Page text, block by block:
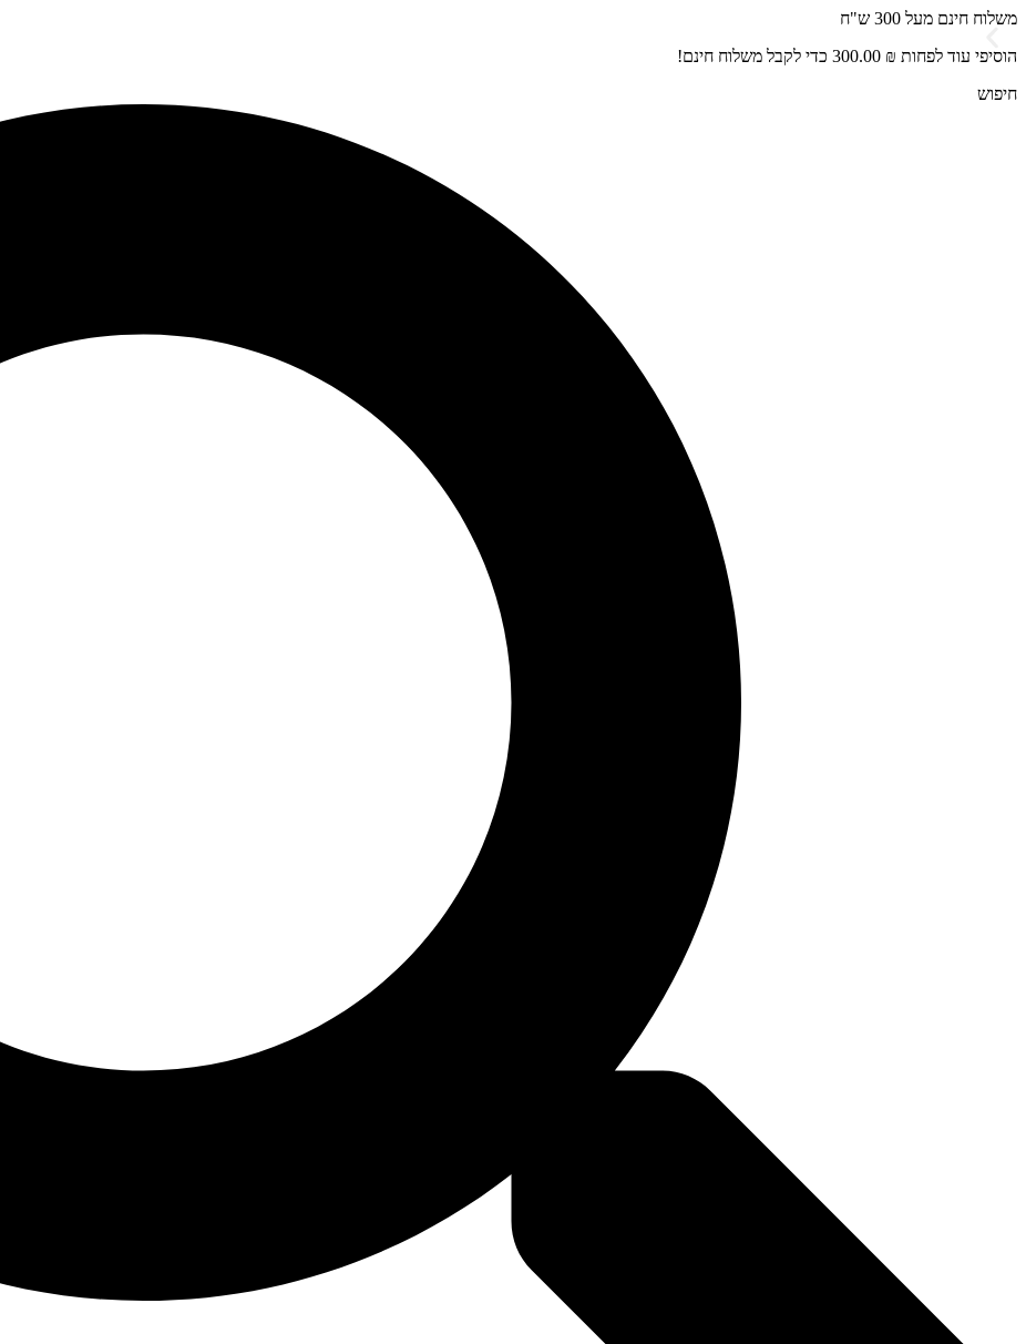
דלג
משלוח חינם מעל 300 ש"ח
הוסיפי עוד לפחות
300.00 ₪
כדי לקבל משלוח חינם!
חיפוש